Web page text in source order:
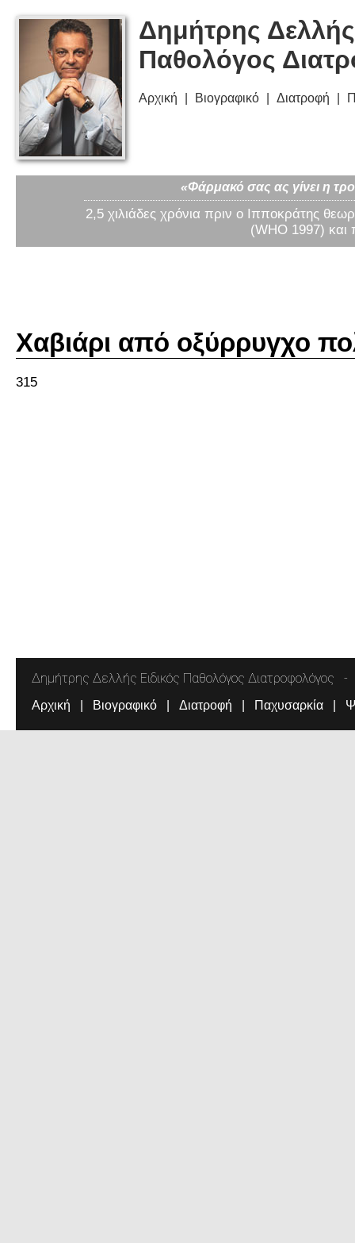
Δημήτρης
Παθολόγος
Αρχική Βιογραφικό Διατροφή
«Φάρμακό σας ας γίνει η
2,5 χιλιάδες χρόνια πριν ο Ιπποκράτης
(WHO 1997) και
Χαβιάρι από οξύρρυγχο
315
Δημήτρης Δελλής Ειδικός Παθολόγος Διατροφολόγος
Αρχική Βιογραφικό Διατροφή Παχυσαρκία